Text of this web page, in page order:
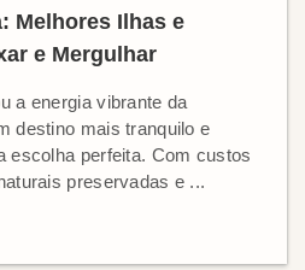
Melhores Ilhas e
e Mergulhar
a energia vibrante da
destino mais tranquilo e
escolha perfeita. Com custos
preservadas e ...